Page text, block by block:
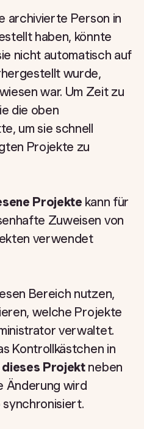
archivierte Person in
haben, könnte
nicht automatisch auf
wurde,
war. Um Zeit zu
die oben
um sie schnell
Projekte zu
Projekte kann für
Zuweisen von
verwendet
Bereich nutzen,
welche Projekte
verwaltet.
Kontrollkästchen in
Projektneben
Änderung wird
synchronisiert.